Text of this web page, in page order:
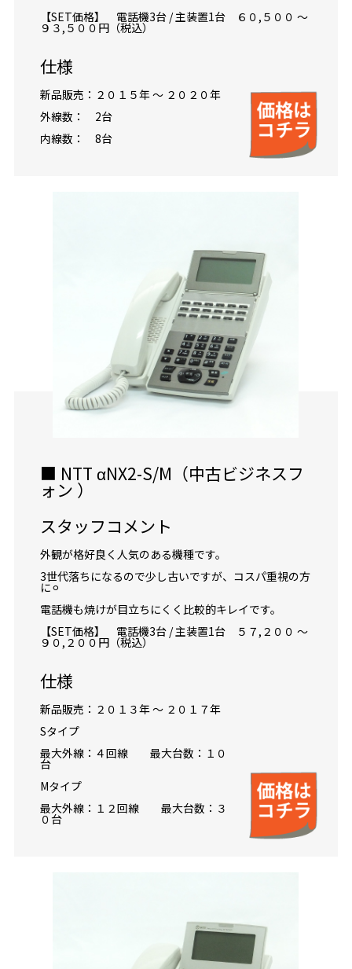
【SET価格】 電話機3台 / 主装置1台 ６０,５００ ～
９３,５００円（税込）
仕様
新品販売：２０１５年 ～ ２０２０年
外線数： 2台
内線数： 8台
■ NTT αNX2-S/M（中古ビジネスフ
ォン ）
スタッフコメント
外観が格好良く人気のある機種です。
3世代落ちになるので少し古いですが、コスパ重視の方
に⚪︎
電話機も焼けが目立ちにくく比較的キレイです。
【SET価格】 電話機3台 / 主装置1台 ５７,２００ ～
９０,２００円（税込）
仕様
新品販売：２０１３年 ～ ２０１７年
Sタイプ
最大外線：４回線 最大台数：１０
台
Mタイプ
最大外線：１２回線 最大台数：３
０台